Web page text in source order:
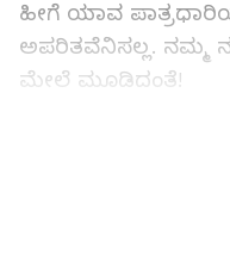
ಹೀಗೆ ಯಾವ
ಅಪರಿತವೆನಿಸಲ್ಲ. ನಮ್ಮ
ಮೇಲೆ ಮೂಡಿದಂತೆ!